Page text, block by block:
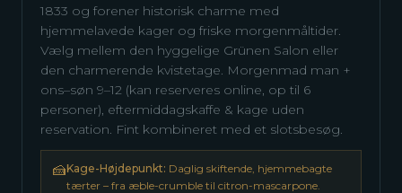
1833 og forener historisk charme med
hjemmelavede kager og friske morgenmåltider.
Vælg mellem den hyggelige Grünen Salon eller
den charmerende kvistetage. Morgenmad man +
ons–søn 9–12 (kan reserveres online, op til 6
personer), eftermiddagskaffe & kage uden
reservation. Fint kombineret med et slotsbesøg.
🍰Kage-Højdepunkt: Daglig skiftende, hjemmebagte
tærter – fra æble-crumble til citron-mascarpone.